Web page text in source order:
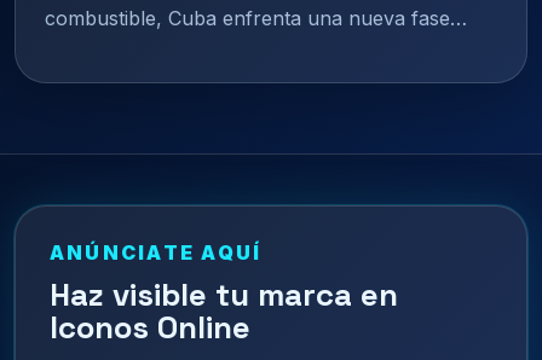
combustible, Cuba enfrenta una nueva fase…
ANÚNCIATE AQUÍ
Haz visible tu marca en
Iconos Online